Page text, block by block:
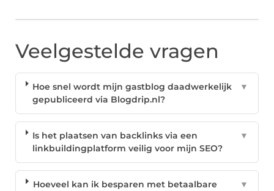
Veelgestelde vragen
Hoe snel wordt mijn gastblog daadwerkelijk
gepubliceerd via Blogdrip.nl?
▼
Is het plaatsen van backlinks via een
linkbuildingplatform veilig voor mijn SEO?
▼
Hoeveel kan ik besparen met betaalbare
▼